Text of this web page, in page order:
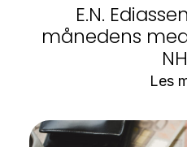
E.N.
månedens
Les